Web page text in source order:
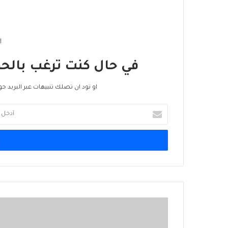
في حال كنت ترغب
او تود ان تصلك تنبيهات عبر البريد
بريدك
الإلكتروني